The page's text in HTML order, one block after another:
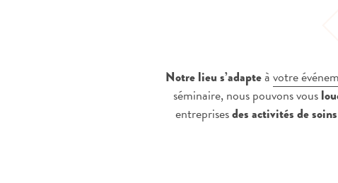
Notre lieu s’adapteàvotre
séminaire, nous pouvons vous
entreprisesdes activités de